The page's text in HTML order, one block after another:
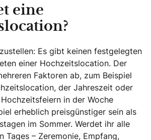
eine
Es gibt keinen festgelegten
einer Hochzeitslocation. Der
Faktoren ab, zum Beispiel
der Jahreszeit oder
in der Woche
erheblich preisgünstiger sein als
im Sommer. Werdet ihr alle
Tages – Zeremonie, Empfang,